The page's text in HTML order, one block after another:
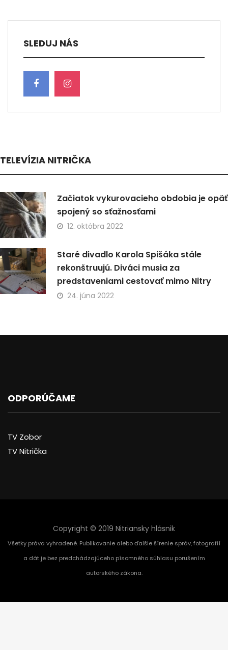
SLEDUJ NÁS
TELEVÍZIA NITRIČKA
Začiatok vykurovacieho obdobia je opäť
spojený so sťažnosťami
12. októbra 2022
Staré divadlo Karola Spišáka stále
rekonštruujú. Diváci musia za
predstaveniami cestovať mimo Nitry
24. júna 2022
ODPORÚČAME
TV Zobor
TV Nitrička
Copyright © 2019 Nitriansky hlásnik
Všetky práva vyhradené. Publikovanie alebo ďalšie šírenie správ, fotografií
a dát je bez predchádzajúceho písomného súhlasu porušením
autorského zákona.